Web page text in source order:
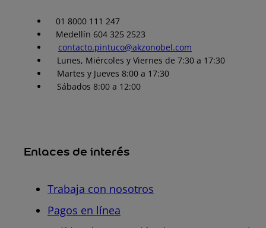
01 8000 111 247
Medellín 604 325 2523
contacto.pintuco@akzonobel.com
Lunes, Miércoles y Viernes de 7:30 a 17:30
Martes y Jueves 8:00 a 17:30
Sábados 8:00 a 12:00
Enlaces de interés
Trabaja con nosotros
Pagos en línea